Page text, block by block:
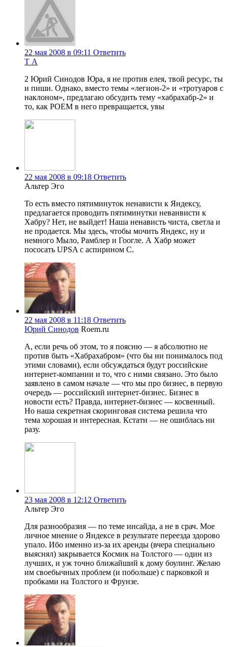
22 мая 2008 в 09:11 Ответить
Т А
2 Юрий Синодов Юра, я не против елея, твой ресурс, ты
и пиши. Однако, вместо темы «легион-2» и «тротуаров с
наклоном», предлагаю обсудить тему «хабрахабр-2» и
то, как РОЕМ в него превращается, увы
22 мая 2008 в 09:18 Ответить
Альтер Эго
То есть вместо пятиминуток ненависти к Яндексу,
предлагается проводить пятиминутки неванвисти к
Хабру? Нет, не выйдет! Наша ненависть чиста, светла и
не продается. Мы здесь, чтобы мочить Яндекс, ну и
немного Мыло, Рамблер и Гоогле. А Хабр может
пососать UPSA с аспирином С.
22 мая 2008 в 11:18 Ответить
Юрий Синодов Roem.ru
А, если речь об этом, то я поясню — я абсолютно не
против быть «Хабрахабром» (что бы ни понималось под
этими словами), если обсуждаться будут российские
интернет-компании и то, что с ними связано. Это было
заявлено в самом начале — что мы про бизнес, в первую
очередь — российский интернет-бизнес. Бизнес в
новости есть? Правда, интернет-бизнес — косвенный.
Но наша секретная скоринговая система решила что
тема хорошая и интересная. Кстати — не ошиблась ни
разу.
23 мая 2008 в 12:12 Ответить
Альтер Эго
Для разнообразия — по теме инсайда, а не в срач. Мое
личное мнение о Яндексе в результате переезда здорово
упало. Ибо именно из-за их аренды (вчера специально
выяснял) закрывается Космик на Толстого — один из
лучших, и уж точно ближайший к дому боулинг. Желаю
им своебычных проблем (и побольше) с парковкой и
пробками на Толстого и Фрунзе.